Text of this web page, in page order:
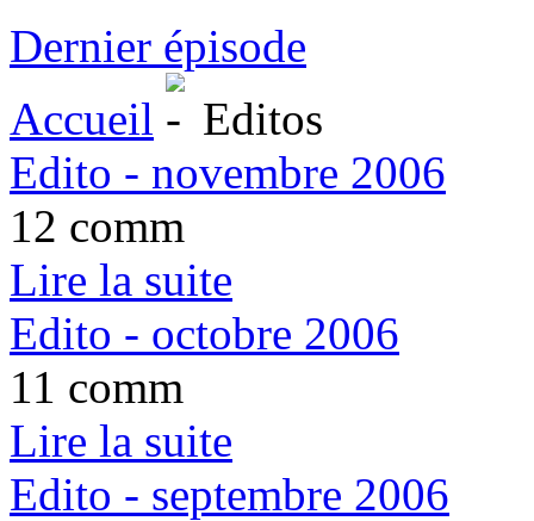
Dernier épisode
Accueil
Editos
Edito - novembre 2006
12 comm
Lire la suite
Edito - octobre 2006
11 comm
Lire la suite
Edito - septembre 2006